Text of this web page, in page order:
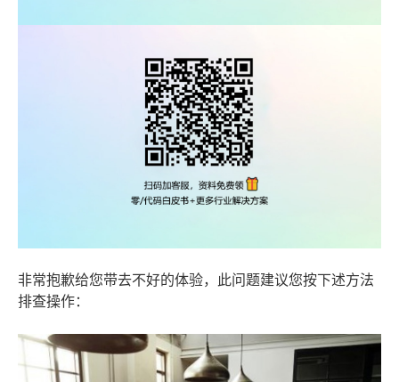
非常抱歉给您带去不好的体验，此问题建议您按下述方法
排查操作：